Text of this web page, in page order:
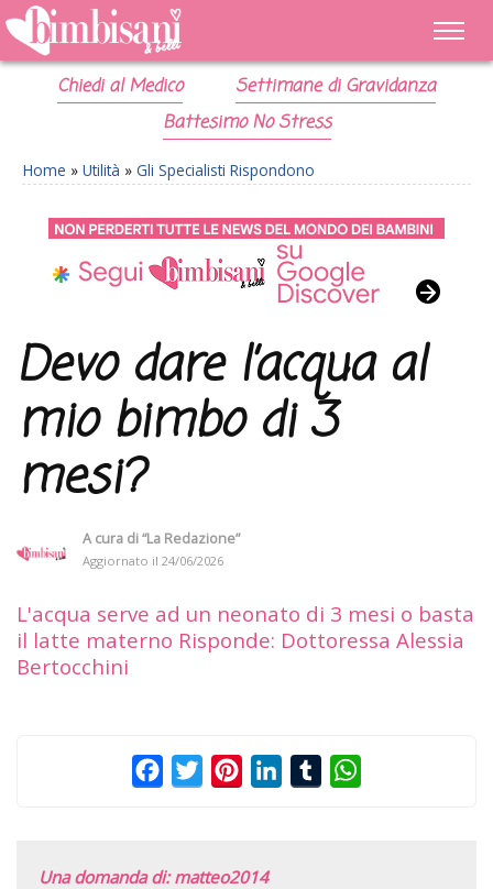
Chiedi al Medico
Settimane di Gravidanza
Battesimo No Stress
Home » Utilità » Gli Specialisti Rispondono
Devo dare l’acqua al
mio bimbo di 3
mesi?
A cura di“La Redazione”
Aggiornato il 24/06/2026
L'acqua serve ad un neonato di 3 mesi o basta
il latte materno Risponde: Dottoressa Alessia
Bertocchini
FacebookTwitterPinterestLinkedInTumblr
Una domanda di: matteo2014